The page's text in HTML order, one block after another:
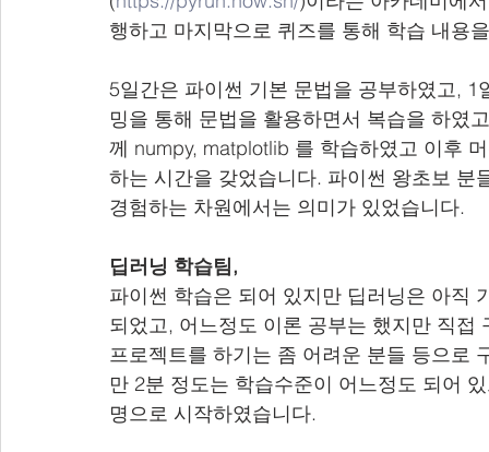
행하고 마지막으로 퀴즈를 통해 학습 내용
5일간은 파이썬 기본 문법을 공부하였고,
밍을 통해 문법을 활용하면서 복습을 하였
께 numpy, matplotlib 를 학습하였고 이후
하는 시간을 갖었습니다. 파이썬 왕초보
경험하는 차원에서는 의미가 있었습니다.
딥러닝 학습팀,
파이썬 학습은 되어 있지만 딥러닝은 아직
되었고, 어느정도 이론 공부는 했지만 직
프로젝트를 하기는 좀 어려운 분들 등으로
만 2분 정도는 학습수준이 어느정도 되어
명으로 시작하였습니다.